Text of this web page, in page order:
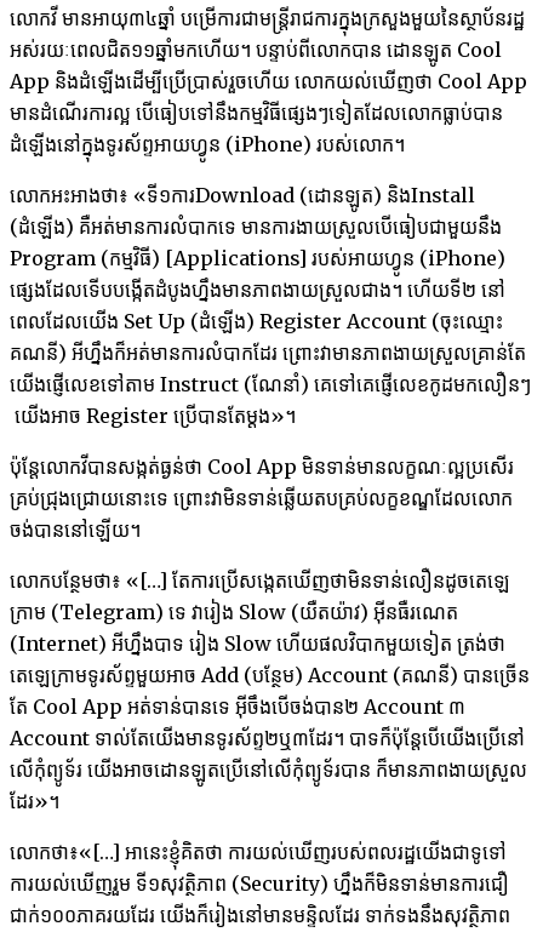
លោក​វី មាន​អាយុ​៣៤​ឆ្នាំ បម្រើការជា​មន្រ្តី​រាជការក្នុង​ក្រសួង​មួយ​នៃ​ស្ថាប័ន​រដ្ឋ​
អស់​រយៈពេល​ជិត​១១ឆ្នាំ​មក​ហើយ​។ បន្ទាប់​ពី​លោក​បាន ដោនឡូត Cool
App និង​ដំឡើងដើម្បី​ប្រើប្រាស់​រួចហើយ លោកយល់​ឃើញ​ថា ​Cool App
មានដំណើរ​ការ​ល្អ បើ​ធៀប​ទៅ​នឹង​កម្មវិធី​ផ្សេងៗ​ទៀត​ដែល​លោក​ធ្លាប់​បាន​
ដំឡើងនៅ​ក្នុង​ទូរស័ព្ទ​អាយហ្វូន (iPhone) របស់​លោក។
លោក​អះអាង​ថា៖ «ទី១​ការ​Download (ដោនឡូត) និង​Install
(ដំឡើង) គឺ​អត់​មាន​ការ​លំបាក​ទេ មានការ​ងាយ​ស្រួល​បើ​ធៀប​ជា​មួយ​នឹង
Program (កម្មវិធី) [Applications] របស់​អាយហ្វូន (iPhone)
ផ្សេង​ដែល​ទើប​បង្កើត​ដំបូង​ហ្នឹង​មាន​ភាព​ងាយ​ស្រួល​ជាង​។ ហើយ​ទី​២ នៅ​
ពេល​ដែល​យើង Set Up (ដំឡើង) Register Account (ចុះ​ឈ្មោះ​
គណនី) អី​ហ្នឹង​ក៏​អត់​មាន​ការ​លំបាក​ដែរ ព្រោះ​វា​មានភាពងាយ​ស្រួល​គ្រាន់តែ​
យើង​ផ្ញើ​លេខ​ទៅ​តាម Instruct (ណែនាំ) គេ​ទៅ​គេ​ផ្ញើ​លេខ​កូដ​មក​លឿនៗ
យើង​អាច Register ប្រើ​បាន​តែ​ម្តង»។
ប៉ុន្តែ​លោក​វីបាន​សង្កត់​ធ្ងន់​ថា Cool App មិន​ទាន់​មាន​លក្ខណៈ​ល្អ​ប្រសើរ​
គ្រប់​ជ្រុងជ្រោយនោះទេ ព្រោះ​វា​មិន​ទាន់​ឆ្លើយ​តប​គ្រប់​លក្ខខណ្ឌ​ដែល​លោក​
ចង់​បាន​នៅ​ឡើយ។
លោក​បន្ថែម​ថា៖ «[…] តែ​ការ​ប្រើ​សង្កេត​ឃើញ​ថា​មិន​ទាន់​លឿន​ដូច​តេឡេ
ក្រាម (Telegram) ទេ វារៀង Slow (យឺតយ៉ាវ) អ៊ីនធឺរណេត
(Internet) អីហ្នឹង​បាទ រៀង Slow ហើយ​ផល​វិបាក​មួយ​ទៀត ត្រង់​ថា​
តេឡេក្រាម​ទូរស័ព្ទ​មួយ​អាច Add (បន្ថែម) Account (គណនី) បាន​ច្រើន​
តែ Cool App អត់ទាន់​បាន​ទេ អ៊ីចឹង​បើ​ចង់​បាន​២ Account ៣
Account ទាល់តែ​យើង​មាន​ទូរស័ព្ទ​២ឬ៣ដែរ។ បាទ​ក៏ប៉ុន្តែ​បើ​យើង​ប្រើ​នៅ​
លើ​កុំព្យូទ័រ យើង​អាច​ដោនឡូត​ប្រើ​នៅ​លើ​កុំព្យូទ័រ​បាន ក៏​មាន​ភាព​ងាយ​ស្រួល
ដែរ»។
លោក​ថា៖«[…] អានេះ​ខ្ញុំ​គិត​ថា ការ​យល់​ឃើញ​របស់​ពលរដ្ឋ​យើង​ជា​ទូទៅ
ការ​យល់​ឃើញ​រួម ទី១សុវត្ថិភាព (Security) ហ្នឹង​ក៏​មិនទាន់​មាន​ការ​ជឿ
ជាក់​១០០​ភាគរយ​ដែរ យើង​ក៏​រៀង​នៅ​មាន​មន្ទិលដែរ​ ទាក់ទង​នឹង​សុវត្ថិភាព